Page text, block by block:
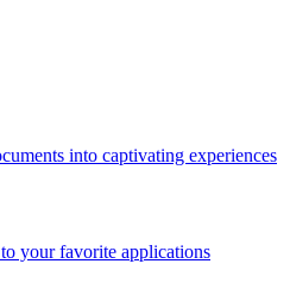
into captivating experiences
your favorite applications